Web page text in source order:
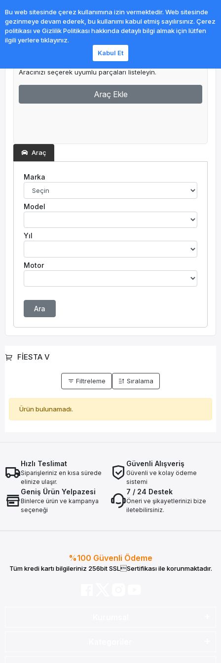
Aracınızı seçerek uyumlu parçaları listeleyin.
Araç Ekle
Araç
Marka
Model
Yıl
Motor
Ara
FİESTA V
Filtreleme Sıralama
Ürün bulunamadı.
Hızlı Teslimat
Siparişleriniz en kısa sürede
elinize ulaşır.
Güvenli Alışveriş
Güvenli ve kolay ödeme
sistemi
Geniş Ürün Yelpazesi
Binlerce ürün ve kampanya
seçeneği
7 / 24 Destek
Öneri ve şikayetlerinizi bize
iletebilirsiniz.
%100 Güvenli Ödeme
Tüm kredi kartı bilgileriniz 256bit SSLSertifikası ile korunmaktadır.
Bu web sitesinde çerez kullanımına izin vermektedir. Web sitesinde
gezinmeye devam ederek, bu kullanımı kabul etmiş sayılırsınız. Çerez
politikası ve Gizlilik Politikası hakkında detaylı bilgi almak için lütfen
ilgili yerlere tıklayınız.
Kabul Et